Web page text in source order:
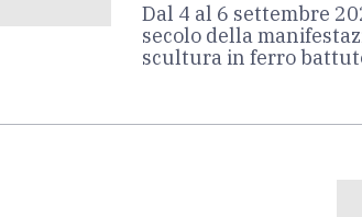
Dal 4 al 6 settembre
secolo della
scultura in ferro